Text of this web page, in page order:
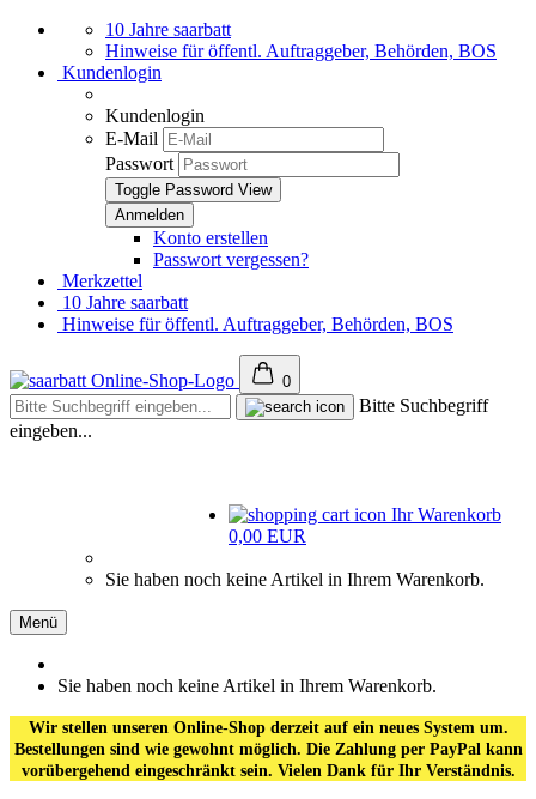
10 Jahre saarbatt
Hinweise für öffentl. Auftraggeber, Behörden, BOS
Kundenlogin
Kundenlogin
E-Mail
Passwort
Toggle Password View
Konto erstellen
Passwort vergessen?
Merkzettel
10 Jahre saarbatt
Hinweise für öffentl. Auftraggeber, Behörden, BOS
0
Bitte Suchbegriff
eingeben...
Ihr Warenkorb
0,00 EUR
Sie haben noch keine Artikel in Ihrem Warenkorb.
Menü
Sie haben noch keine Artikel in Ihrem Warenkorb.
Wir stellen unseren Online-Shop derzeit auf ein neues System um.
Bestellungen sind wie gewohnt möglich. Die Zahlung per PayPal kann
vorübergehend eingeschränkt sein. Vielen Dank für Ihr Verständnis.